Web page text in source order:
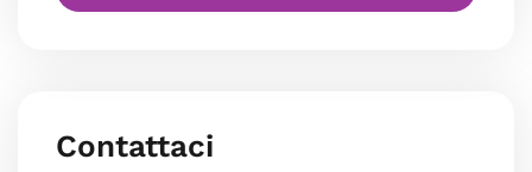
Contattaci